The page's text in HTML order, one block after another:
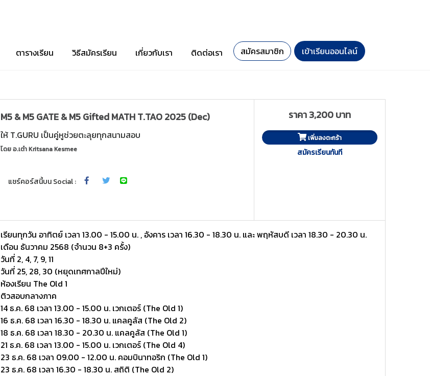
ตารางเรียน วิธีสมัครเรียน เกี่ยวกับเรา ติดต่อเรา สมัครสมาชิก เข้าเรียนออนไลน์
M5 & M5 GATE & M5 Gifted MATH T.TAO 2025 (Dec)
ให้ T.GURU เป็นคู่หูช่วยตะลุยทุกสนามสอบ
โดยอ.เต๋า Kritsana Kesmee
แชร์คอร์สนี้บน Social :
ราคา 3,200 บาท
เพิ่มลงตะกร้า
สมัครเรียนทันที
เรียนทุกวัน อาทิตย์ เวลา 13.00 - 15.00 น. , อังคาร เวลา 16.30 - 18.30 น. และ พฤหัสบดี เวลา 18.30 - 20.30 น.
เดือน ธันวาคม 2568 (จำนวน 8+3 ครั้ง)
วันที่ 2, 4, 7, 9, 11
วันที่ 25, 28, 30 (หยุดเทศกาลปีใหม่)
ห้องเรียน The Old 1
ติวสอบกลางภาค
14 ธ.ค. 68 เวลา 13.00 - 15.00 น. เวกเตอร์ (The Old 1)
16 ธ.ค. 68 เวลา 16.30 - 18.30 น. แคลคูลัส (The Old 2)
18 ธ.ค. 68 เวลา 18.30 - 20.30 น. แคลคูลัส (The Old 1)
21 ธ.ค. 68 เวลา 13.00 - 15.00 น. เวกเตอร์ (The Old 4)
23 ธ.ค. 68 เวลา 09.00 - 12.00 น. คอมบินาทอริก (The Old 1)
23 ธ.ค. 68 เวลา 16.30 - 18.30 น. สถิติ (The Old 2)